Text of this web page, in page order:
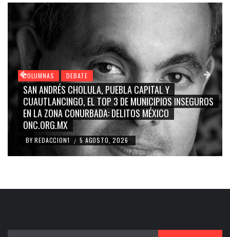
COLUMNAS DEBATE
GRACE PALOMARES, NAY SALVATORI, SERGIO
CARMEN SALINAS “LA CORCHOLATA”,
BLANCO, SILVIA PINAL: LA TRIVIALIZACIÓN Y
RIDICULIZACIÓN DE LA REPRESENTACIÓN
BY REDACCION1 4 AGOSTO, 2026